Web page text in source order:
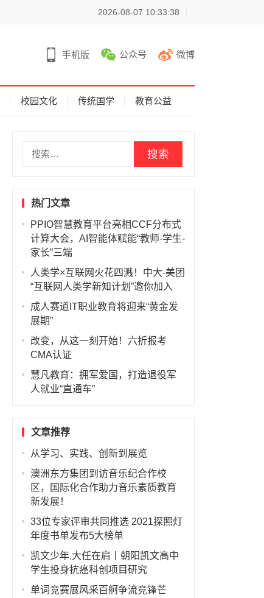
2026-08-07 10:33:38
手机版 公众号 微博
校园文化 传统国学 教育公益
热门文章
PPIO智慧教育平台亮相CCF分布式
计算大会，AI智能体赋能“教师-学生-
家长”三端
人类学×互联网火花四溅！中大-美团
“互联网人类学新知计划”邀你加入
成人赛道IT职业教育将迎来“黄金发
展期”
改变，从这一刻开始！六折报考
CMA认证
慧凡教育：拥军爱国，打造退役军
人就业“直通车”
文章推荐
从学习、实践、创新到展览
澳洲东方集团到访音乐纪合作校
区，国际化合作助力音乐素质教育
新发展！
33位专家评审共同推选 2021探照灯
年度书单发布5大榜单
凯文少年,大任在肩丨朝阳凯文高中
学生投身抗癌科创项目研究
单词竞赛展风采百舸争流竞锋芒